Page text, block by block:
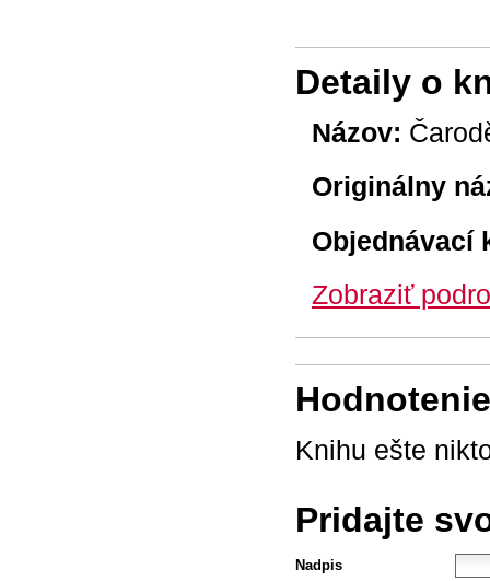
Detaily o
Názov:
Originálny
Objednávací
Zobraziť
Knihu ešte
Pridajte
Nadpis